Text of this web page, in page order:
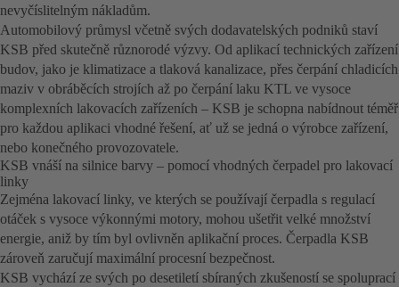
nevyčíslitelným nákladům.
Automobilový průmysl včetně svých dodavatelských podniků staví
KSB před skutečně různorodé výzvy. Od aplikací technických zařízení
budov, jako je klimatizace a tlaková kanalizace, přes čerpání chladicích
maziv v obráběcích strojích až po čerpání laku KTL ve vysoce
komplexních lakovacích zařízeních – KSB je schopna nabídnout téměř
pro každou aplikaci vhodné řešení, ať už se jedná o výrobce zařízení,
nebo konečného provozovatele.
KSB vnáší na silnice barvy – pomocí vhodných čerpadel pro lakovací
linky
Zejména lakovací linky, ve kterých se používají čerpadla s regulací
otáček s vysoce výkonnými motory, mohou ušetřit velké množství
energie, aniž by tím byl ovlivněn aplikační proces. Čerpadla KSB
zároveň zaručují maximální procesní bezpečnost.
KSB vychází ze svých po desetiletí sbíraných zkušeností se spoluprací